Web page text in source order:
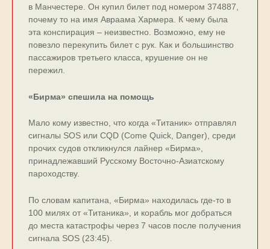
в Манчестере. Он купил билет под номером 374887,
почему то на имя Авраама Хармера. К чему была
эта конспирация – неизвестно. Возможно, ему не
повезло перекупить билет с рук. Как и большинство
пассажиров третьего класса, крушение он не
пережил.
«Бирма» спешила на помощь
Мало кому известно, что когда «Титаник» отправлял
сигналы SOS или CQD (Come Quick, Danger), среди
прочих судов откликнулся лайнер «Бирма»,
принадлежавший Русскому Восточно-Азиатскому
пароходству.
По словам капитана, «Бирма» находилась где-то в
100 милях от «Титаника», и корабль мог добраться
до места катастрофы через 7 часов после получения
сигнала SOS (23:45).